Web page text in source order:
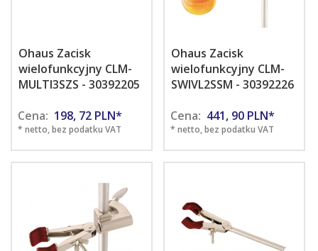
Ohaus Zacisk
wielofunkcyjny CLM-
MULTI3SZS - 30392205
Cena: 198, 72 PLN*
* netto, bez podatku VAT
Ohaus Zacisk
wielofunkcyjny CLM-
SWIVL2SSM - 30392226
Cena: 441, 90 PLN*
* netto, bez podatku VAT